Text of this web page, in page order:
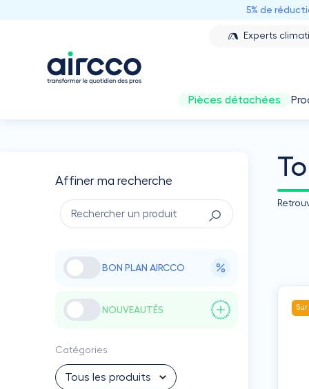
5% de
Experts
Pièces détachées
Affiner ma recherche
BON PLAN AIRCCO
NOUVEAUTÉS
Catégories
Tous les produits